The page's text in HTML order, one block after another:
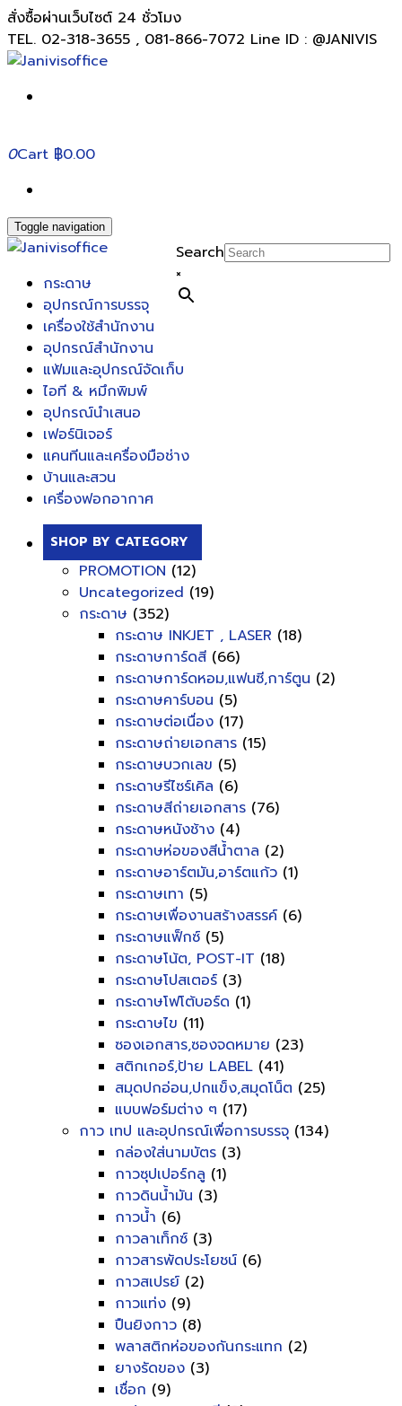
สั่งซื้อผ่านเว็บไซต์ 24 ชั่วโมง
TEL. 02-318-3655 , 081-866-7072 Line ID : @JANIVIS
0Cart ฿0.00
Toggle navigation
Search
×
กระดาษ
อุปกรณ์การบรรจุ
เครื่องใช้สำนักงาน
อุปกรณ์สำนักงาน
แฟ้มและอุปกรณ์จัดเก็บ
ไอที & หมึกพิมพ์
อุปกรณ์นำเสนอ
เฟอร์นิเจอร์
แคนทีนและเครื่องมือช่าง
บ้านและสวน
เครื่องฟอกอากาศ
SHOP BY CATEGORY
PROMOTION (12)
Uncategorized (19)
กระดาษ (352)
กระดาษ INKJET , LASER (18)
กระดาษการ์ดสี (66)
กระดาษการ์ดหอม,แฟนซี,การ์ตูน (2)
กระดาษคาร์บอน (5)
กระดาษต่อเนื่อง (17)
กระดาษถ่ายเอกสาร (15)
กระดาษบวกเลข (5)
กระดาษรีไซร์เคิล (6)
กระดาษสีถ่ายเอกสาร (76)
กระดาษหนังช้าง (4)
กระดาษห่อของสีน้ำตาล (2)
กระดาษอาร์ตมัน,อาร์ตแก้ว (1)
กระดาษเทา (5)
กระดาษเพื่องานสร้างสรรค์ (6)
กระดาษแฟ็กซ์ (5)
กระดาษโน้ต, POST-IT (18)
กระดาษโปสเตอร์ (3)
กระดาษโฟโต้บอร์ด (1)
กระดาษไข (11)
ซองเอกสาร,ซองจดหมาย (23)
สติกเกอร์,ป้าย LABEL (41)
สมุดปกอ่อน,ปกแข็ง,สมุดโน็ต (25)
แบบฟอร์มต่าง ๆ (17)
กาว เทป และอุปกรณ์เพื่อการบรรจุ (134)
กล่องใส่นามบัตร (3)
กาวซุปเปอร์กลู (1)
กาวดินน้ำมัน (3)
กาวน้ำ (6)
กาวลาเท็กซ์ (3)
กาวสารพัดประโยชน์ (6)
กาวสเปรย์ (2)
กาวแท่ง (9)
ปืนยิงกาว (8)
พลาสติกห่อของกันกระแทก (2)
ยางรัดของ (3)
เชื่อก (9)